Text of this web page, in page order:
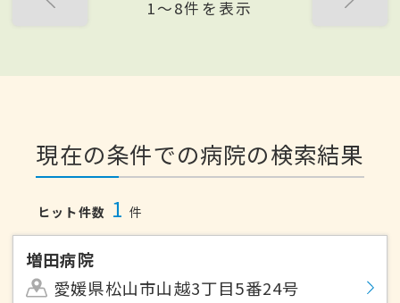
1〜8件を表示
現在の条件での病院の検索結果
ヒット件数 1 件
増田病院
愛媛県松山市山越3丁目5番24号